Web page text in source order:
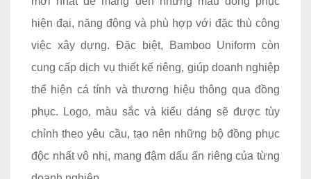
hiện đại, năng động và phù hợp với đặc thù công
việc xây dựng. Đặc biệt, Bamboo Uniform còn
cung cấp dịch vụ thiết kế riêng, giúp doanh nghiệp
thể hiện cá tính và thương hiệu thông qua đồng
phục. Logo, màu sắc và kiểu dáng sẽ được tùy
chỉnh theo yêu cầu, tạo nên những bộ đồng phục
độc nhất vô nhị, mang đậm dấu ấn riêng của từng